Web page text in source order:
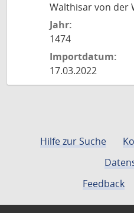
Walthisar von der
Jahr:
1474
Importdatum:
17.03.2022
Hilfe zur Suche
Feedback